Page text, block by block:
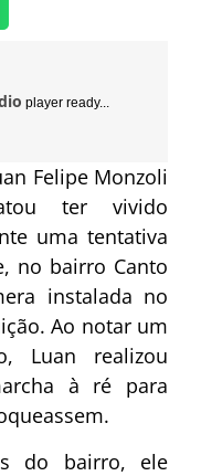
player ready...
Felipe Monzoli
ter vivido
uma tentativa
no bairro Canto
instalada no
Ao notar um
Luan realizou
à ré para
do bairro, ele